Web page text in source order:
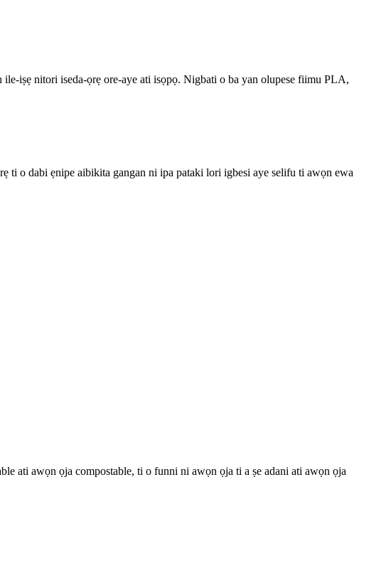
iṣẹ nitori iseda-ọrẹ ore-aye ati isọpọ. Nigbati o ba yan olupese fiimu PLA,
o dabi ẹnipe aibikita gangan ni ipa pataki lori igbesi aye selifu ti awọn ewa
ati awọn ọja compostable, ti o funni ni awọn ọja ti a ṣe adani ati awọn ọja